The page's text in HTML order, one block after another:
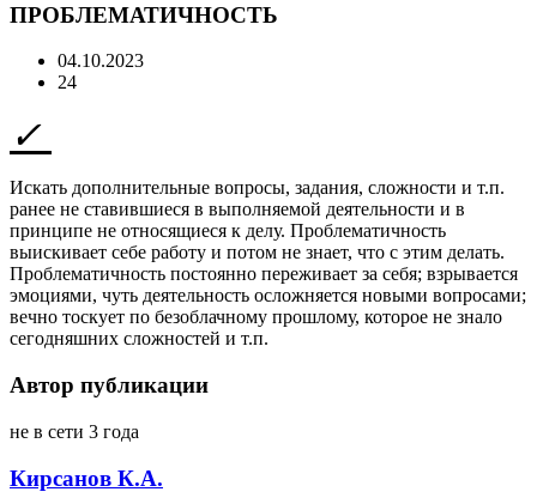
ПРОБЛЕМАТИЧНОСТЬ
04.10.2023
24
Искать дополнительные вопросы, задания, сложности и т.п.
ранее не ставившиеся в выполняемой деятельности и в
принципе не относящиеся к делу. Проблематичность
выискивает себе работу и потом не знает, что с этим делать.
Проблематичность постоянно переживает за себя; взрывается
эмоциями, чуть деятельность осложняется новыми вопросами;
вечно тоскует по безоблачному прошлому, которое не знало
сегодняшних сложностей и т.п.
Автор публикации
не в сети 3 года
Кирсанов К.А.